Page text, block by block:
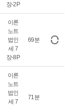
장-2P
이론
노트
법인
세 7
장-8P
69분
이론
노트
법인
세 7
71분